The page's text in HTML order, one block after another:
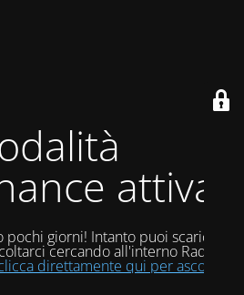
attiva
giorni! Intanto puoi scaricare
cercando all'interno Radio
direttamente qui per ascoltarci!